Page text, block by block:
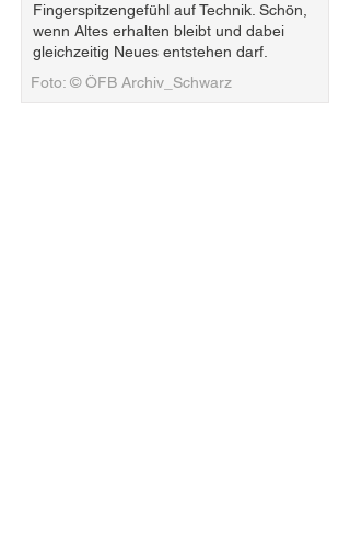
Fingerspitzengefühl auf Technik. Schön,
wenn Altes erhalten bleibt und dabei
gleichzeitig Neues entstehen darf.
Foto: © ÖFB Archiv_Schwarz